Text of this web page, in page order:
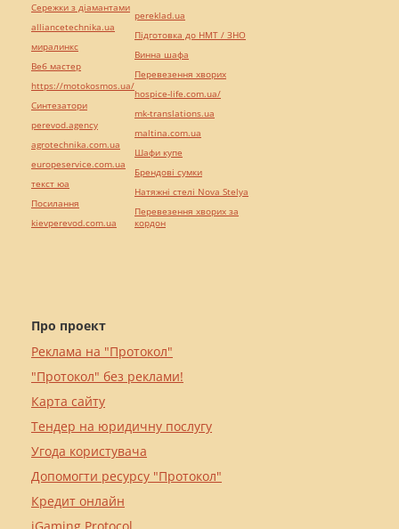
Про проект
Реклама на "Протокол"
"Протокол" без реклами!
Карта сайту
Тендер на юридичну послугу
Угода користувача
Допомогти ресурсу "Протокол"
Кредит онлайн
Сережки з діамантами
alliancetechnika.ua
миралинкс
Веб мастер
https://motokosmos.ua/
Синтезатори
perevod.agency
agrotechnika.com.ua
europeservice.com.ua
текст юа
Посилання
kievperevod.com.ua
pereklad.ua
Підготовка до НМТ / ЗНО
Винна шафа
Перевезення хворих
hospice-life.com.ua/
mk-translations.ua
maltina.com.ua
Шафи купе
Брендові сумки
Натяжні стелі Nova Stelya
Перевезення хворих за
кордон